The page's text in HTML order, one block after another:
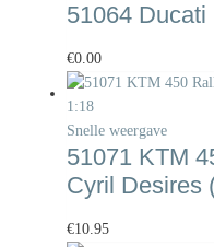
51064
€0.00
Snelle weergave
51071 KTM
Cyril Desires
€10.95